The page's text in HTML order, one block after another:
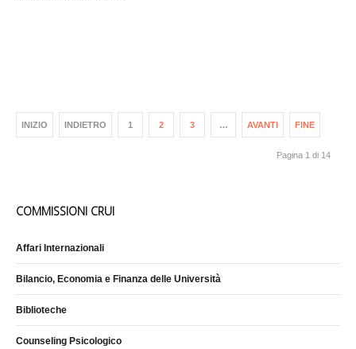
INIZIO INDIETRO 1 2 3 … AVANTI FINE
Pagina 1 di 14
COMMISSIONI CRUI
Affari Internazionali
Bilancio, Economia e Finanza delle Università
Biblioteche
Counseling Psicologico